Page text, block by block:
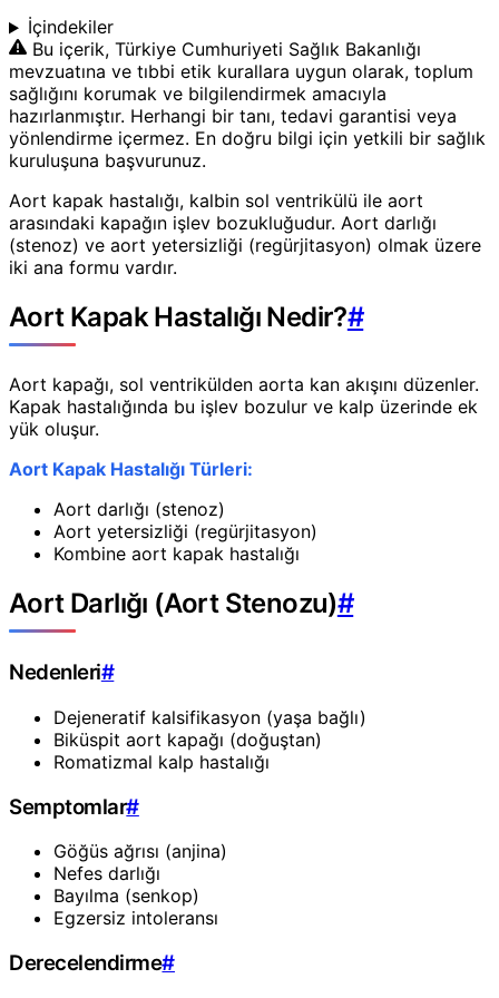
İçindekiler
Bu içerik, Türkiye Cumhuriyeti Sağlık Bakanlığı
mevzuatına ve tıbbi etik kurallara uygun olarak, toplum
sağlığını korumak ve bilgilendirmek amacıyla
hazırlanmıştır. Herhangi bir tanı, tedavi garantisi veya
yönlendirme içermez. En doğru bilgi için yetkili bir sağlık
kuruluşuna başvurunuz.
Aort kapak hastalığı, kalbin sol ventrikülü ile aort
arasındaki kapağın işlev bozukluğudur. Aort darlığı
(stenoz) ve aort yetersizliği (regürjitasyon) olmak üzere
iki ana formu vardır.
Aort Kapak Hastalığı Nedir?#
Aort kapağı, sol ventrikülden aorta kan akışını düzenler.
Kapak hastalığında bu işlev bozulur ve kalp üzerinde ek
yük oluşur.
Aort Kapak Hastalığı Türleri:
Aort darlığı (stenoz)
Aort yetersizliği (regürjitasyon)
Kombine aort kapak hastalığı
Aort Darlığı (Aort Stenozu)#
Nedenleri#
Dejeneratif kalsifikasyon (yaşa bağlı)
Biküspit aort kapağı (doğuştan)
Romatizmal kalp hastalığı
Semptomlar#
Göğüs ağrısı (anjina)
Nefes darlığı
Bayılma (senkop)
Egzersiz intoleransı
Derecelendirme#